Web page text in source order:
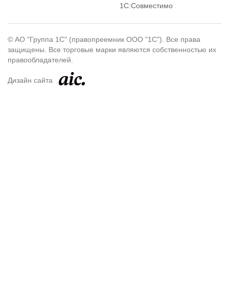
1С:Совместимо
© АО "Группа 1С" (правопреемник ООО "1С"). Все права
защищены. Все торговые марки являются собственностью их
правообладателей.
Дизайн сайта